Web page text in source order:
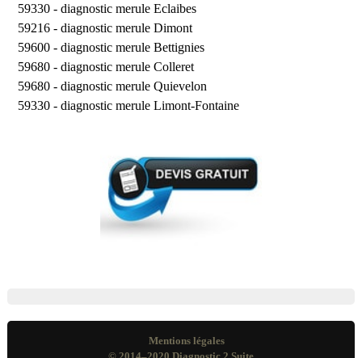
59330 - diagnostic merule Eclaibes
59216 - diagnostic merule Dimont
59600 - diagnostic merule Bettignies
59680 - diagnostic merule Colleret
59680 - diagnostic merule Quievelon
59330 - diagnostic merule Limont-Fontaine
Mentions légales